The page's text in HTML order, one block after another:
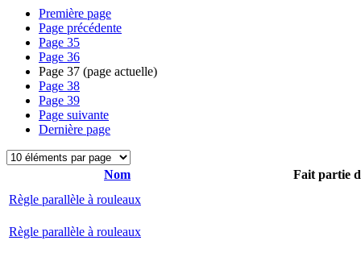
Première page
Page précédente
Page 35
Page 36
Page 37 (page actuelle)
Page 38
Page 39
Page suivante
Dernière page
Nom
Fait partie
Règle parallèle à rouleaux
Règle parallèle à rouleaux